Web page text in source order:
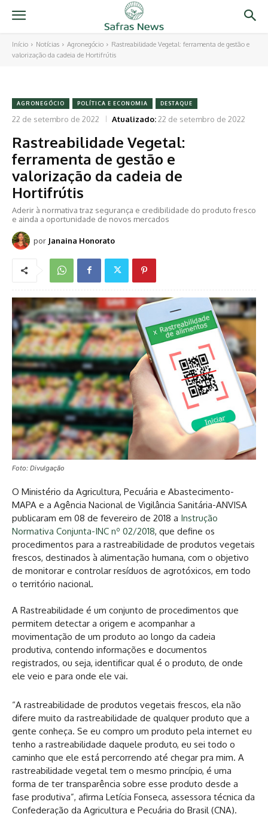
Início Notícias Agronegócio
Rastreabilidade Vegetal: ferramenta de gestão e
valorização da cadeia de Hortifrútis
AGRONEGÓCIO POLÍTICA E ECONOMIA DESTAQUE
22 de setembro de 2022 Atualizado:22 de setembro de 2022
Rastreabilidade Vegetal:
ferramenta de gestão e
valorização da cadeia de
Hortifrútis
Aderir à normativa traz segurança e credibilidade do produto fresco
e ainda a oportunidade de novos mercados
por Janaina Honorato
Foto: Divulgação
O Ministério da Agricultura, Pecuária e Abastecimento-
MAPA e a Agência Nacional de Vigilância Sanitária-ANVISA
publicaram em 08 de fevereiro de 2018 a Instrução
Normativa Conjunta-INC nº 02/2018, que define os
procedimentos para a rastreabilidade de produtos vegetais
frescos, destinados à alimentação humana, com o objetivo
de monitorar e controlar resíduos de agrotóxicos, em todo
o território nacional.
A Rastreabilidade é um conjunto de procedimentos que
permitem detectar a origem e acompanhar a
movimentação de um produto ao longo da cadeia
produtiva, contendo informações e documentos
registrados, ou seja, identificar qual é o produto, de onde
ele veio e para onde ele vai.
“A rastreabilidade de produtos vegetais frescos, ela não
difere muito da rastreabilidade de qualquer produto que a
gente conheça. Se eu compro um produto pela internet eu
tenho a rastreabilidade daquele produto, eu sei todo o
caminho que ele está percorrendo até chegar pra mim. A
rastreabilidade vegetal tem o mesmo princípio, é uma
forma de ter transparência sobre esse produto desde a
fase produtiva”, afirma Letícia Fonseca, assessora técnica da
Confederação da Agricultura e Pecuária do Brasil (CNA).